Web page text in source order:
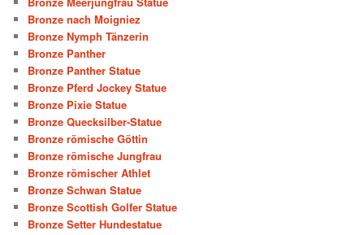
Bronze nach Moigniez
Bronze Nymph Tänzerin
Bronze Panther
Bronze Panther Statue
Bronze Pferd Jockey Statue
Bronze Pixie Statue
Bronze Quecksilber-Statue
Bronze römische Göttin
Bronze römische Jungfrau
Bronze römischer Athlet
Bronze Schwan Statue
Bronze Scottish Golfer Statue
Bronze Setter Hundestatue